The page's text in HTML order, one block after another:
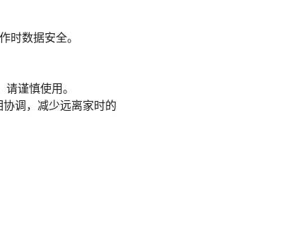
时数据安全。
谨慎使用。
调，减少远离家时的